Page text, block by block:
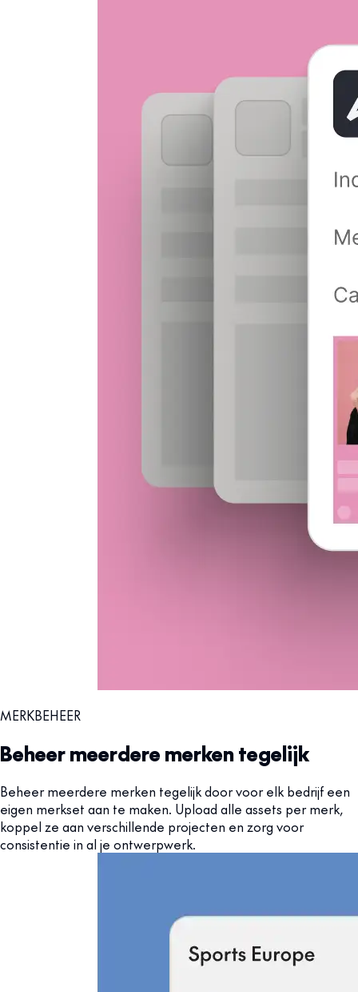
MERKBEHEER
Beheer meerdere merken tegelijk
Beheer meerdere merken tegelijk door voor elk bedrijf een
eigen merkset aan te maken. Upload alle assets per merk,
koppel ze aan verschillende projecten en zorg voor
consistentie in al je ontwerpwerk.